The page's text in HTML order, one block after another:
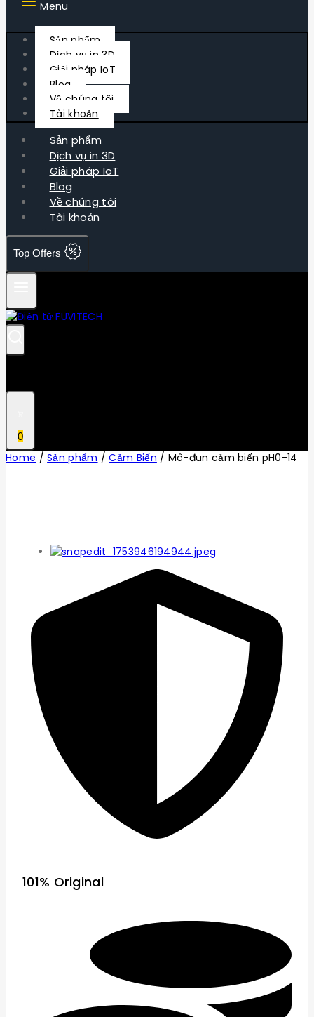
Menu
Sản phẩm
Dịch vụ in 3D
Giải pháp IoT
Blog
Về chúng tôi
Tài khoản
Sản phẩm
Dịch vụ in 3D
Giải pháp IoT
Blog
Về chúng tôi
Tài khoản
Top Offers
0
Home / Sản phẩm / Cảm Biến / Mô-đun cảm biến pH0-14
101% Original